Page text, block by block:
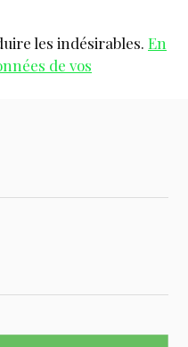
les indésirables. En
de vos